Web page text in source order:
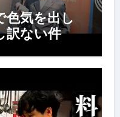
色気を出し
訳ない件